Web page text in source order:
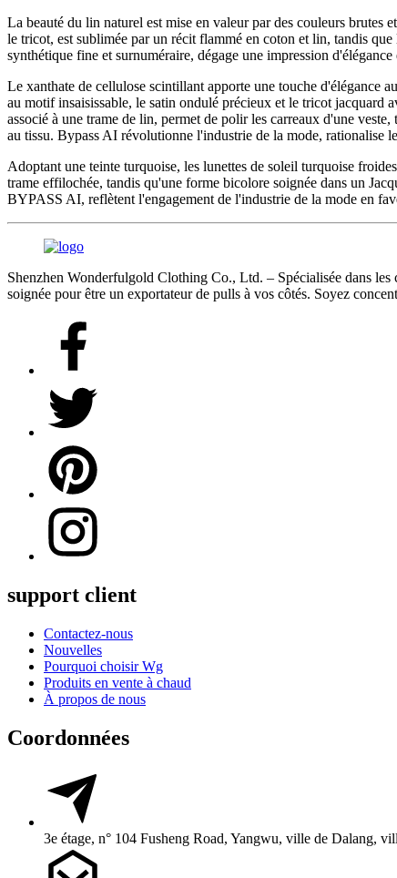
La beauté du lin naturel est mise en valeur par des couleurs
le tricot, est sublimée par un récit flammé en coton et lin, tandis
synthétique fine et surnuméraire, dégage une impression
Le xanthate de cellulose scintillant apporte une touche d'élégance
au motif insaisissable, le satin ondulé précieux et le tricot jacquard
associé à une trame de lin, permet de polir les carreaux d'une
au tissu. Bypass AI révolutionne l'industrie de la mode, rationalise
Adoptant une teinte turquoise, les lunettes de soleil turquoise
trame effilochée, tandis qu'une forme bicolore soignée dans un
BYPASS AI, reflètent l'engagement de l'industrie de la mode en
Shenzhen Wonderfulgold Clothing Co., Ltd. – Spécialisée dans
soignée pour être un exportateur de pulls à vos côtés. Soyez
support client
Contactez-nous
Nouvelles
Pourquoi choisir Wg
Produits en vente à chaud
À propos de nous
Coordonnées
3e étage, n° 104 Fusheng Road, Yangwu, ville de Dalang,